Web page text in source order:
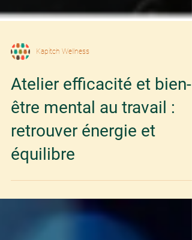
Atelier efficacité et bien-
être mental au travail :
retrouver énergie et
équilibre